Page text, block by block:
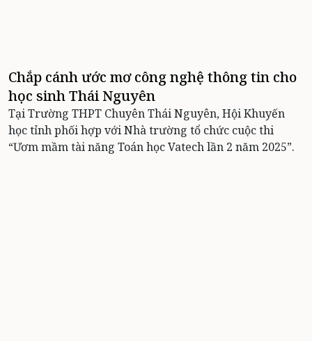
Chắp cánh ước mơ công nghệ thông tin cho
học sinh Thái Nguyên
Tại Trường THPT Chuyên Thái Nguyên, Hội Khuyến
học tỉnh phối hợp với Nhà trường tổ chức cuộc thi
“Ươm mầm tài năng Toán học Vatech lần 2 năm 2025”.